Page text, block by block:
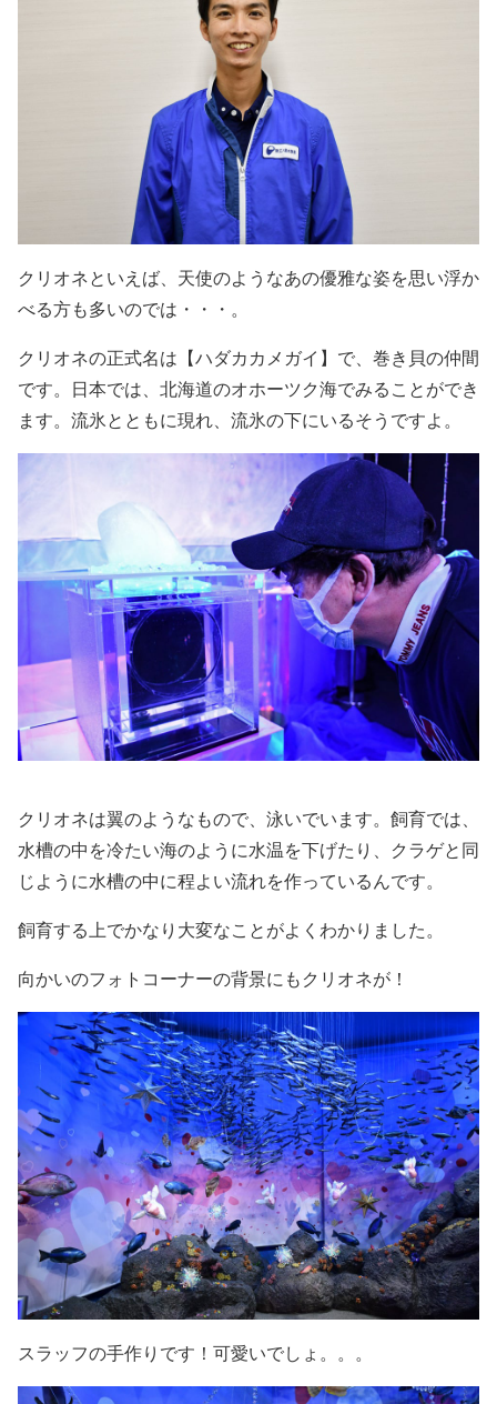
クリオネといえば、天使のようなあの優雅な姿を思い浮か
べる方も多いのでは・・・。
クリオネの正式名は【ハダカカメガイ】で、巻き貝の仲間
です。 日本では、北海道のオホーツク海でみることができ
ます。 流氷とともに現れ、流氷の下にいるそうですよ。
クリオネは翼のようなもので、泳いでいます。 飼育では、
水槽の中を冷たい海のように水温を下げたり、 クラゲと同
じように水槽の中に程よい流れを作っているんです。
飼育する上でかなり大変なことがよくわかりました。
向かいのフォトコーナーの背景にもクリオネが！
スラッフの手作りです！可愛いでしょ。。。